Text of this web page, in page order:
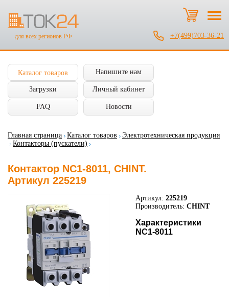
для всех регионов РФ +7(499)703-36-21
Каталог товаров Напишите нам
Загрузки Личный кабинет
FAQ Новости
Главная страница Каталог товаров
Электротехническая продукция
Контакторы (пускатели)
Контактор NC1-8011, CHINT.
Артикул 225219
Артикул: 225219
Производитель: CHINT
Характеристики
NC1-8011